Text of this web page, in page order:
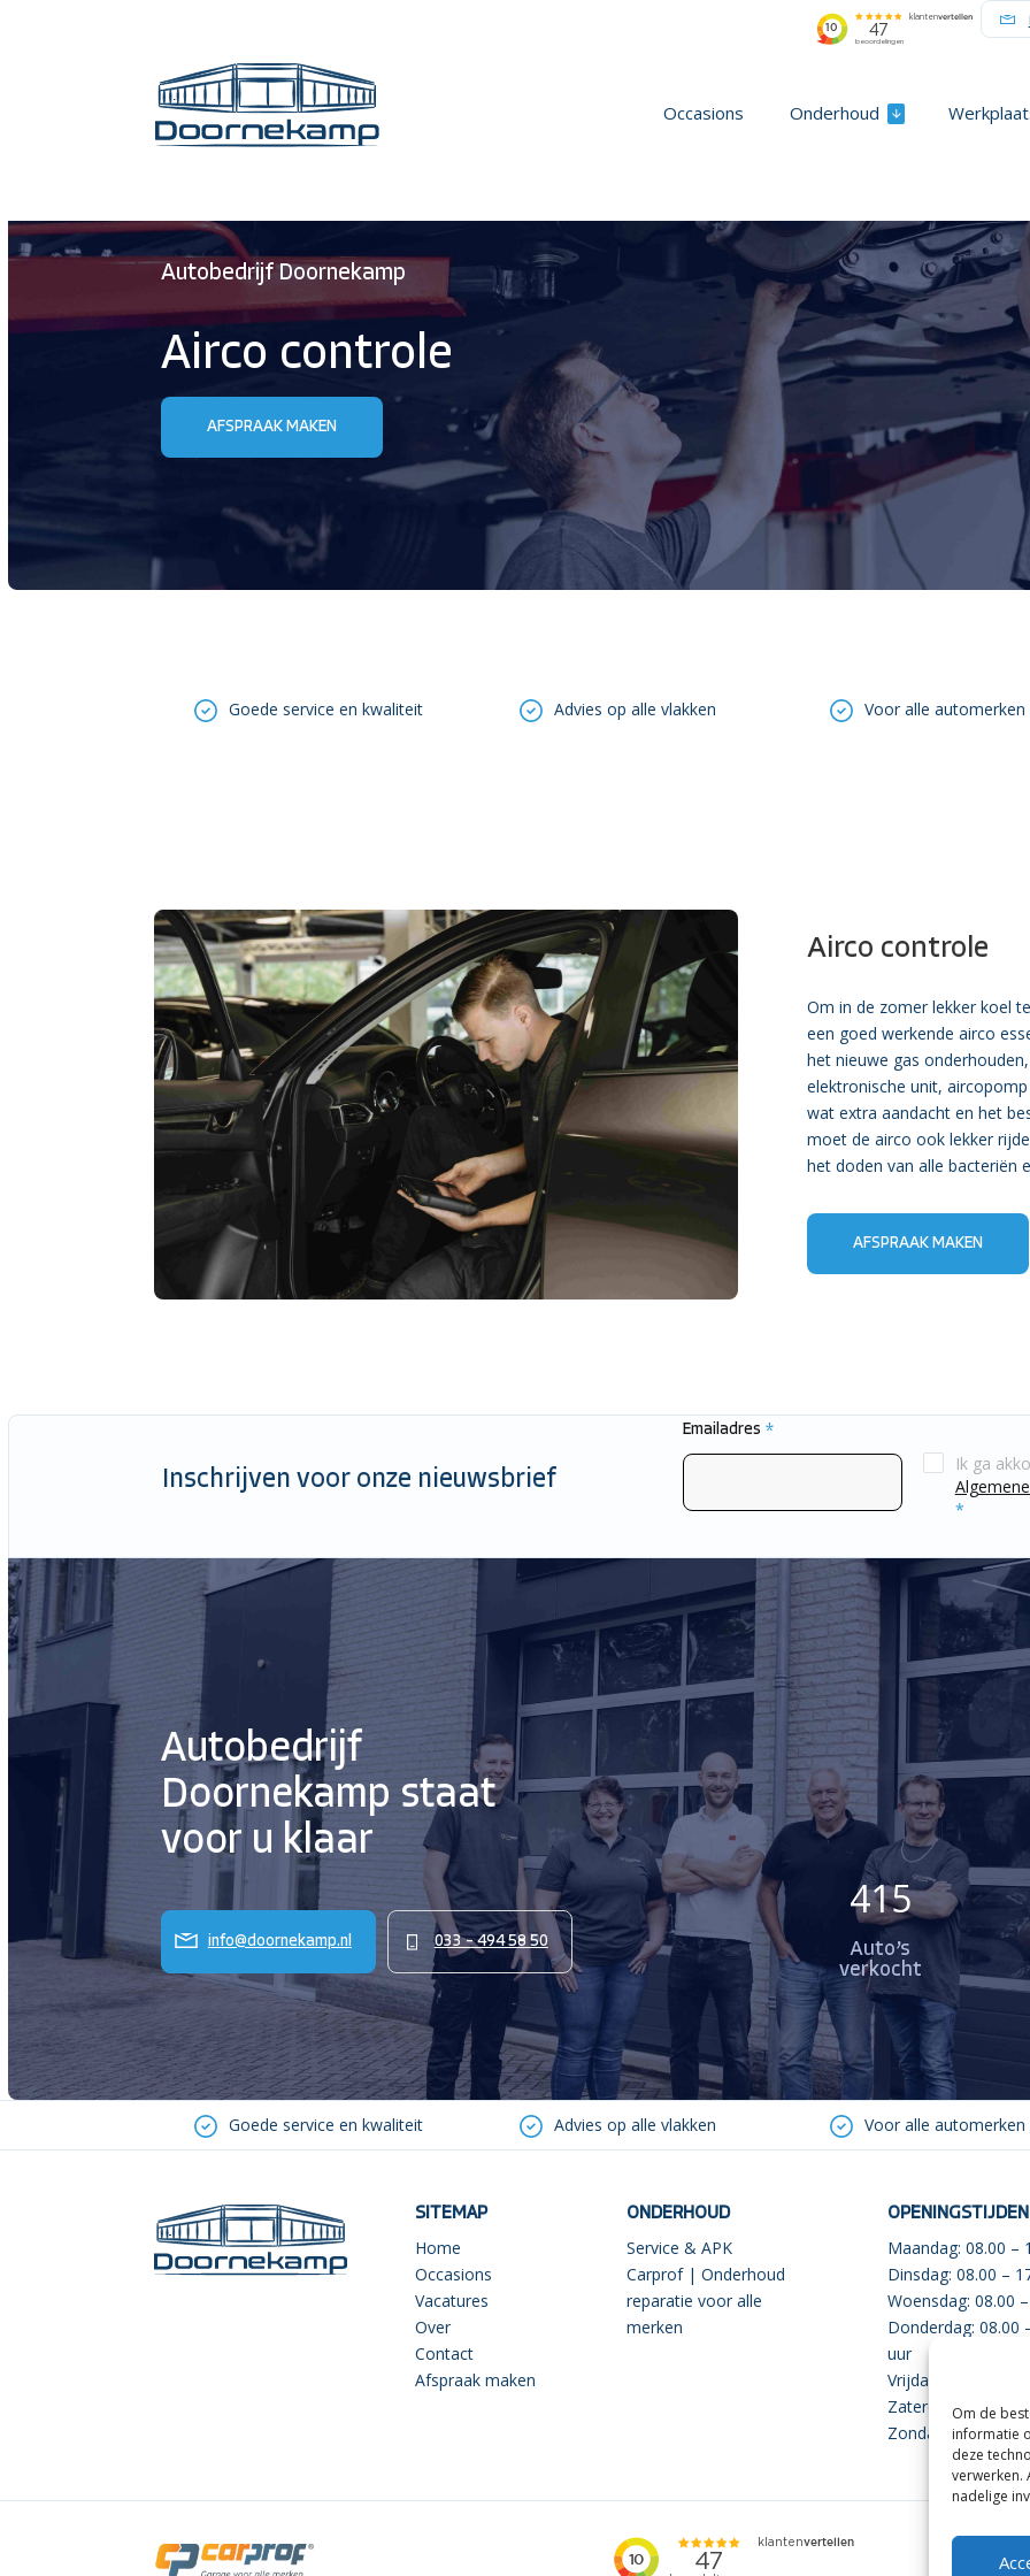
Om de
informatie
deze
verwerken.
nadelige
Occasions Onderhoud
Autobedrijf Doornekamp
Airco controle
AFSPRAAK MAKEN
Goede service en kwaliteit Advies op alle vlakken Voor alle automerken
Airco controle
Om in de zomer lekker koel
een goed werkende airco
het nieuwe gas
elektronische unit,
wat extra aandacht en het
moet de airco ook lekker
het doden van alle bacteriën
AFSPRAAK MAKEN
Inschrijven voor onze nieuwsbrief
Emailadres *
Ik ga
*
Autobedrijf
Doornekamp staat
voor u klaar
info@doornekamp.nl 033 – 494 58 50
415
Auto’s
verkocht
Goede service en kwaliteit Advies op alle vlakken Voor alle automerken
SITEMAP
Home
Occasions
Vacatures
Over
Contact
Afspraak maken
ONDERHOUD
Service & APK
Carprof | Onderhoud
reparatie voor alle
merken
OPENINGSTIJDEN
Maandag: 08.00 –
Dinsdag: 08.00 –
Woensdag: 08.00
Donderdag: 08.00
uur
Vrijdag: 08.00 –
Zaterdag: 09.00 –
Zondag: Gesloten